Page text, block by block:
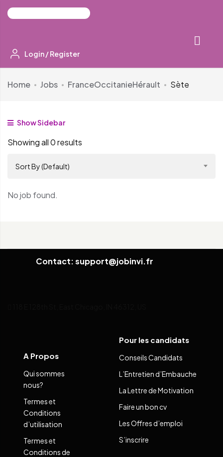
Login /Register
Home Jobs FranceOccitanieHérault Sète
Show Sidebar
Showing all 0 results
Sort By (Default)
No job found.
Contact: support@jobinvi.fr
A Propos
Qui sommes
nous?
Termes et
Conditions
d’utilisation
Termes et
Conditions de
Pour les candidats
Conseils Candidats
L’Entretien d’Embauche
La Lettre de Motivation
Faire un bon cv
Les Offres d’emploi
S’inscrire